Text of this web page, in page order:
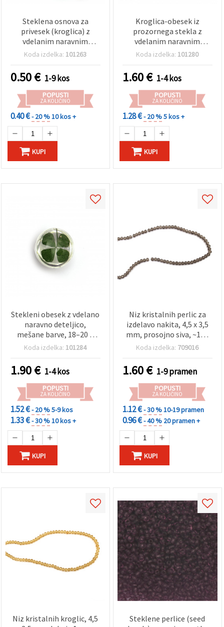
Steklena osnova za
privesek (kroglica) z
vdelanim naravnim
cvetom, mešane barve,
Koda izdelka: 101263
0.50€ 1-9 kos
POPUSTI
ZA KOLIČINO
0.40 €- 20 %10 kos +
KUPI
Kroglica-obesek iz
prozornega stekla z
vdelanim naravnim
cvetom, mešane barve,
Koda izdelka: 101280
1.60€ 1-4 kos
POPUSTI
ZA KOLIČINO
1.28 €- 20 %5 kos +
KUPI
Stekleni obesek z vdelano
naravno deteljico,
mešane barve, 18–20 ×
10–14 mm
Koda izdelka: 101284
1.90€ 1-4 kos
POPUSTI
ZA KOLIČINO
1.52 €- 20 %5-9 kos
1.33 €- 30 %10 kos +
KUPI
Niz kristalnih perlic za
izdelavo nakita, 4,5 x 3,5
mm, prosojno siva, ~125
kosov
Koda izdelka: 709016
1.60€ 1-9 pramen
POPUSTI
ZA KOLIČINO
1.12 €- 30 %10-19 pramen
0.96 €- 40 % 20 pramen +
KUPI
Niz kristalnih kroglic, 4,5
Steklene perlice (seed